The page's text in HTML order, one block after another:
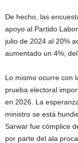
De hecho, las
apoyo al Partido
julio de 2024 al 20%
aumentado un 4%, del
Lo mismo ocurre con
prueba electoral
en 2026. La
ministro se está
Sarwar fue cómplice
por parte del ala